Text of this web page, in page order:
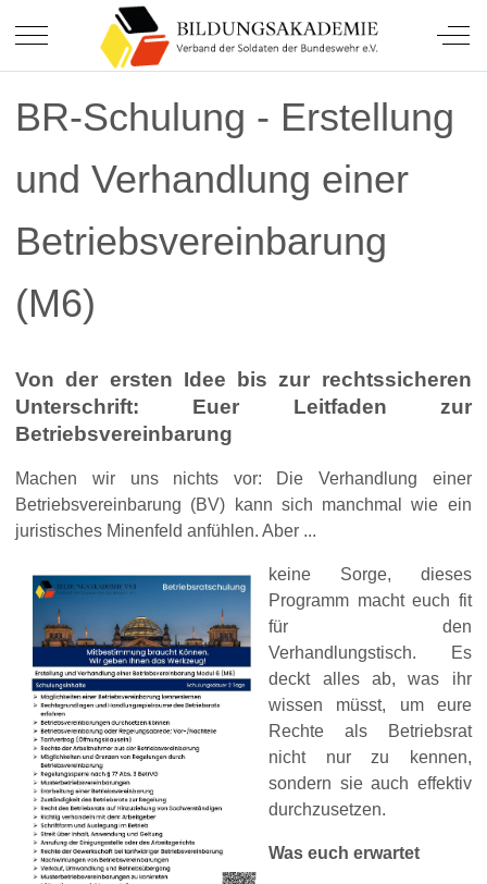
Mobile Menu Toggle Off-
Soldatinnen und Soldaten.
BR-Schulung - Erstellung
und Verhandlung einer
Betriebsvereinbarung
(M6)
Von der ersten Idee bis zur rechtssicheren
Unterschrift: Euer Leitfaden zur
Betriebsvereinbarung
Machen wir uns nichts vor: Die Verhandlung einer
Betriebsvereinbarung (BV) kann sich manchmal wie ein
juristisches Minenfeld anfühlen. Aber ...
keine Sorge, dieses
Programm macht euch fit
für den
Verhandlungstisch. Es
deckt alles ab, was ihr
wissen müsst, um eure
Rechte als Betriebsrat
nicht nur zu kennen,
sondern sie auch effektiv
durchzusetzen.
Was euch erwartet